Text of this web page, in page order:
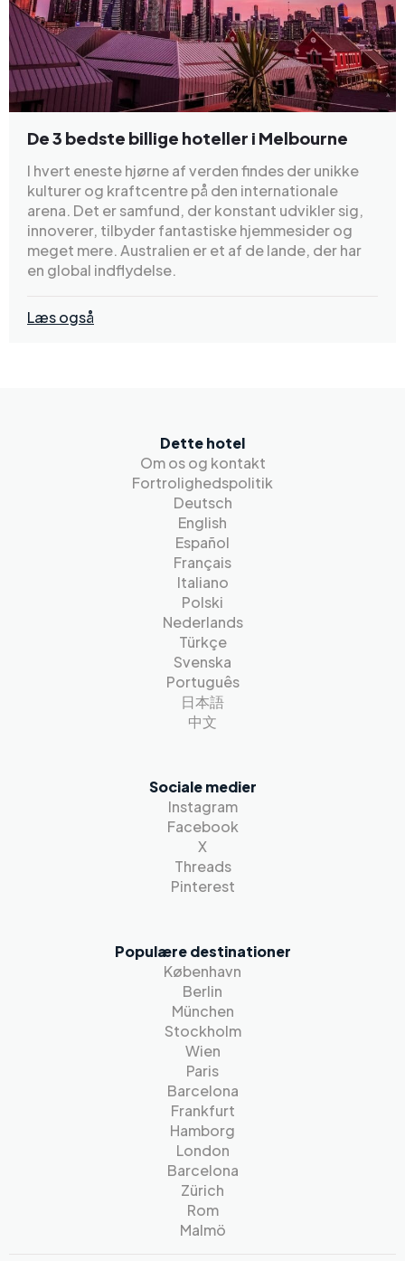
De 3 bedste billige hoteller i Melbourne
I hvert eneste hjørne af verden findes der unikke
kulturer og kraftcentre på den internationale
arena. Det er samfund, der konstant udvikler sig,
innoverer, tilbyder fantastiske hjemmesider og
meget mere. Australien er et af de lande, der har
en global indflydelse.
Læs også
Dette hotel
Om os og kontakt
Fortrolighedspolitik
Deutsch
English
Español
Français
Italiano
Polski
Nederlands
Türkçe
Svenska
Português
日本語
中文
Sociale medier
Instagram
Facebook
X
Threads
Pinterest
Populære destinationer
København
Berlin
München
Stockholm
Wien
Paris
Barcelona
Frankfurt
Hamborg
London
Barcelona
Zürich
Rom
Malmö